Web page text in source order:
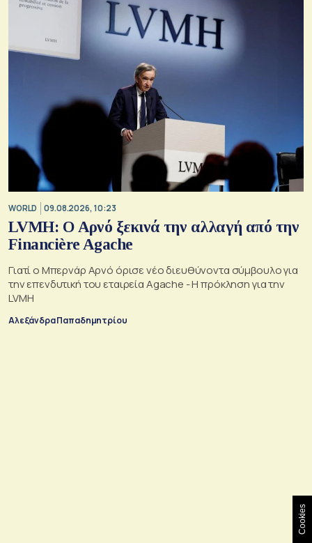
WORLD 09.08.2026, 10:23
LVMH: Ο Αρνό ξεκινά την αλλαγή από την
Financière Agache
Γιατί ο Μπερνάρ Αρνό όρισε νέο διευθύνοντα σύμβουλο για
την επενδυτική του εταιρεία Agache - Η πρόκληση για την
LVMH
Αλεξάνδρα Παπαδημητρίου
Cookies